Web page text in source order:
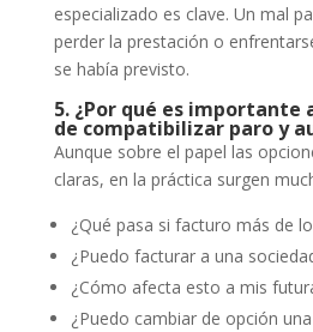
especializado es clave. Un mal
perder la prestación o
se había previsto.
5. ¿Por qué es importante
de compatibilizar paro y
Aunque sobre el papel las
claras, en la práctica surgen
¿Qué pasa si facturo más de
¿Puedo facturar a una
¿Cómo afecta esto a mis
¿Puedo cambiar de opción